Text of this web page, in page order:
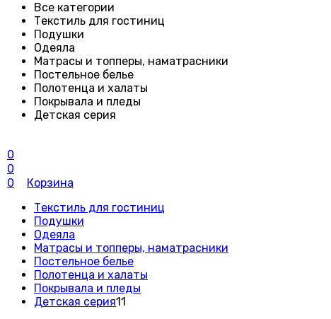
Все категории
Текстиль для гостиниц
Подушки
Одеяла
Матрасы и топперы, наматрасники
Постельное белье
Полотенца и халаты
Покрывала и пледы
Детская серия
0
0
0
Корзина
Текстиль для гостиниц
Подушки
Одеяла
Матрасы и топперы, наматрасники
Постельное белье
Полотенца и халаты
Покрывала и пледы
Детская серия11